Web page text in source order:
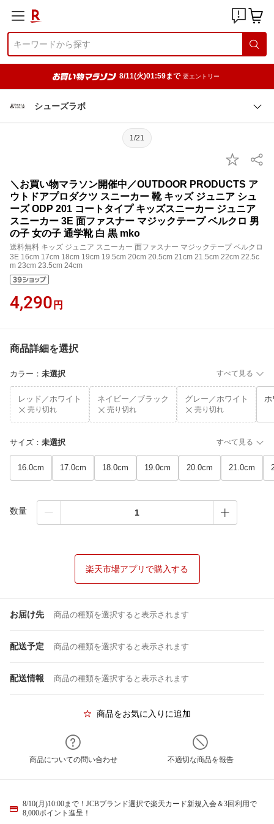
8/11(火)01:59まで 要エントリー
シューズラボ
1/21
＼お買い物マラソン開催中／OUTDOOR PRODUCTS ア
ウトドアプロダクツ スニーカー 靴 キッズ ジュニア シュ
ーズ ODP 201 コートタイプ キッズスニーカー ジュニア
スニーカー 3E 面ファスナー マジックテープ ベルクロ 男
の子 女の子 通学靴 白 黒 mko
送料無料 キッズ ジュニア スニーカー 面ファスナー マジックテープ ベルクロ
3E 16cm 17cm 18cm 19cm 19.5cm 20cm 20.5cm 21cm 21.5cm 22cm 22.5c
m 23cm 23.5cm 24cm
4,290 円
商品詳細を選択
カラー ： 未選択 すべて見る
レッド／ホワイト
売り切れ
ネイビー／ブラック
売り切れ
グレー／ホワイト
売り切れ
ホ
サイズ ： 未選択 すべて見る
16.0cm 17.0cm 18.0cm 19.0cm 20.0cm 21.0cm
数量
楽天市場アプリで購入する
お届け先 商品の種類を選択すると表示されます
配送予定 商品の種類を選択すると表示されます
配送情報 商品の種類を選択すると表示されます
商品をお気に入りに追加
商品についての問い合わせ 不適切な商品を報告
8/10(月)10:00まで！JCBブランド選択で楽天カード新規入会＆3回利用で
8,000ポイント進呈！